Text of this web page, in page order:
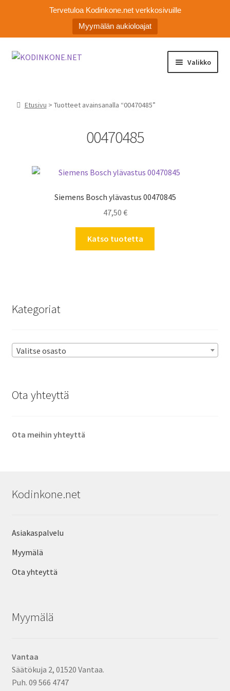
Tervetuloa Kodinkone.net verkkosivuille
Myymälän aukioloajat
Siirry
Siirry
Valikko
Asiakaspalvelu
Etusivu > Tuotteet avainsanalla “00470485”
00470485
Siemens Bosch ylävastus 00470845
47,50 €
Katso tuotetta
Kategoriat
Valitse osasto
Ota yhteyttä
Ota meihin yhteyttä
Kodinkone.net
Asiakaspalvelu
Myymälä
Ota yhteyttä
Myymälä
Vantaa
Säätökuja 2, 01520 Vantaa.
Puh. 09 566 4747